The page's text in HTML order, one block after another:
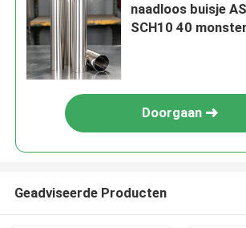
naadloos buisje
SCH10 40
Doorgaan
Geadviseerde Producten